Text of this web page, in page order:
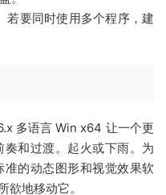
若要同时使用多个程序，建
多语言 Win x64 让一个更
和过渡。起火或下雨。为
的动态图形和视觉效果软
地移动它。